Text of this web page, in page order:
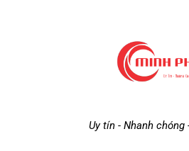
Uy tín - Nhanh chóng